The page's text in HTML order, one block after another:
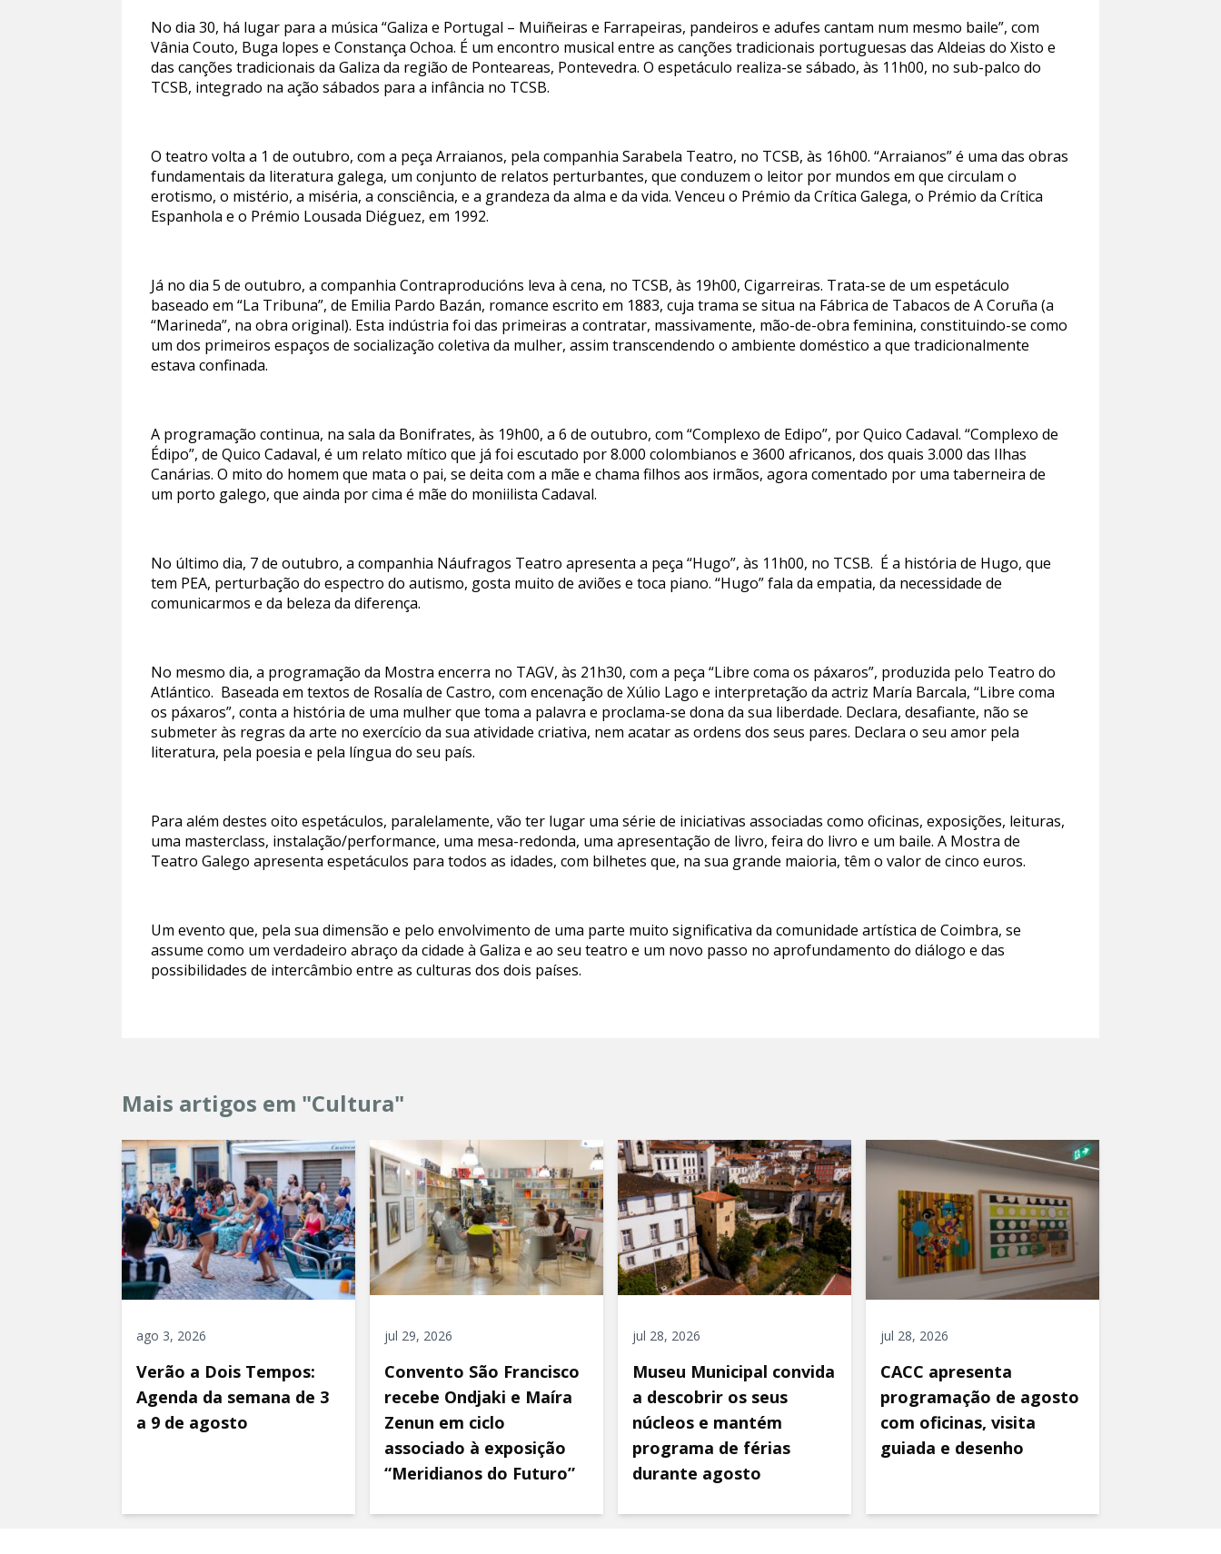
No dia 30, há lugar para a música “Galiza e Portugal – Muiñeiras e Farrapeiras, pandeiros e adufes cantam num mesmo baile”, com
Vânia Couto, Buga lopes e Constança Ochoa. É um encontro musical entre as canções tradicionais portuguesas das Aldeias do Xisto e
das canções tradicionais da Galiza da região de Ponteareas, Pontevedra. O espetáculo realiza-se sábado, às 11h00, no sub-palco do
TCSB, integrado na ação sábados para a infância no TCSB.
O teatro volta a 1 de outubro, com a peça Arraianos, pela companhia Sarabela Teatro, no TCSB, às 16h00. “Arraianos” é uma das obras
fundamentais da literatura galega, um conjunto de relatos perturbantes, que conduzem o leitor por mundos em que circulam o
erotismo, o mistério, a miséria, a consciência, e a grandeza da alma e da vida. Venceu o Prémio da Crítica Galega, o Prémio da Crítica
Espanhola e o Prémio Lousada Diéguez, em 1992.
Já no dia 5 de outubro, a companhia Contraproducións leva à cena, no TCSB, às 19h00, Cigarreiras. Trata-se de um espetáculo
baseado em “La Tribuna”, de Emilia Pardo Bazán, romance escrito em 1883, cuja trama se situa na Fábrica de Tabacos de A Coruña (a
“Marineda”, na obra original). Esta indústria foi das primeiras a contratar, massivamente, mão-de-obra feminina, constituindo-se como
um dos primeiros espaços de socialização coletiva da mulher, assim transcendendo o ambiente doméstico a que tradicionalmente
estava confinada.
A programação continua, na sala da Bonifrates, às 19h00, a 6 de outubro, com “Complexo de Edipo”, por Quico Cadaval. “Complexo de
Édipo”, de Quico Cadaval, é um relato mítico que já foi escutado por 8.000 colombianos e 3600 africanos, dos quais 3.000 das Ilhas
Canárias. O mito do homem que mata o pai, se deita com a mãe e chama filhos aos irmãos, agora comentado por uma taberneira de
um porto galego, que ainda por cima é mãe do moniilista Cadaval.
No último dia, 7 de outubro, a companhia Náufragos Teatro apresenta a peça “Hugo”, às 11h00, no TCSB. É a história de Hugo, que
tem PEA, perturbação do espectro do autismo, gosta muito de aviões e toca piano. “Hugo” fala da empatia, da necessidade de
comunicarmos e da beleza da diferença.
No mesmo dia, a programação da Mostra encerra no TAGV, às 21h30, com a peça “Libre coma os páxaros”, produzida pelo Teatro do
Atlántico. Baseada em textos de Rosalía de Castro, com encenação de Xúlio Lago e interpretação da actriz María Barcala, “Libre coma
os páxaros”, conta a história de uma mulher que toma a palavra e proclama-se dona da sua liberdade. Declara, desafiante, não se
submeter às regras da arte no exercício da sua atividade criativa, nem acatar as ordens dos seus pares. Declara o seu amor pela
literatura, pela poesia e pela língua do seu país.
Para além destes oito espetáculos, paralelamente, vão ter lugar uma série de iniciativas associadas como oficinas, exposições, leituras,
uma masterclass, instalação/performance, uma mesa-redonda, uma apresentação de livro, feira do livro e um baile. A Mostra de
Teatro Galego apresenta espetáculos para todos as idades, com bilhetes que, na sua grande maioria, têm o valor de cinco euros.
Um evento que, pela sua dimensão e pelo envolvimento de uma parte muito significativa da comunidade artística de Coimbra, se
assume como um verdadeiro abraço da cidade à Galiza e ao seu teatro e um novo passo no aprofundamento do diálogo e das
possibilidades de intercâmbio entre as culturas dos dois países.
Mais artigos em "Cultura"
ago 3, 2026
Verão a Dois Tempos:
Agenda da semana de 3
a 9 de agosto
jul 29, 2026
Convento São Francisco
recebe Ondjaki e Maíra
Zenun em ciclo
associado à exposição
“Meridianos do Futuro”
jul 28, 2026
Museu Municipal convida
a descobrir os seus
núcleos e mantém
programa de férias
durante agosto
jul 28, 2026
CACC apresenta
programação de agosto
com oficinas, visita
guiada e desenho